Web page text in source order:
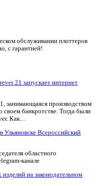
отрасли невозможно без
внедрения дуального
бизнеса в
промышленности. И если
она.
техническом
с гарантией!